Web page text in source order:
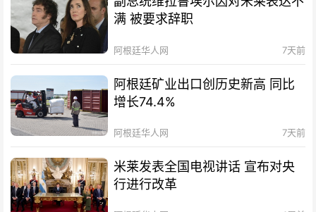
满 被要求辞职
阿根廷华人网 7天前
阿根廷矿业出口创历史新高 同比
增长74.4%
阿根廷华人网 7天前
米莱发表全国电视讲话 宣布对央
行进行改革